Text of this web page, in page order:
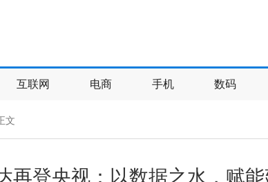
互联网 电商 手机 数码
文
再登央视：以数据之水，赋